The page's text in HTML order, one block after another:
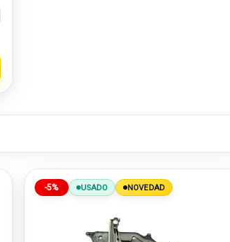
-5% USADO NOVEDAD